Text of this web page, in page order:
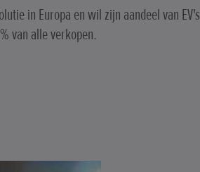
in Europa en wil zijn aandeel van EV's
van alle verkopen.